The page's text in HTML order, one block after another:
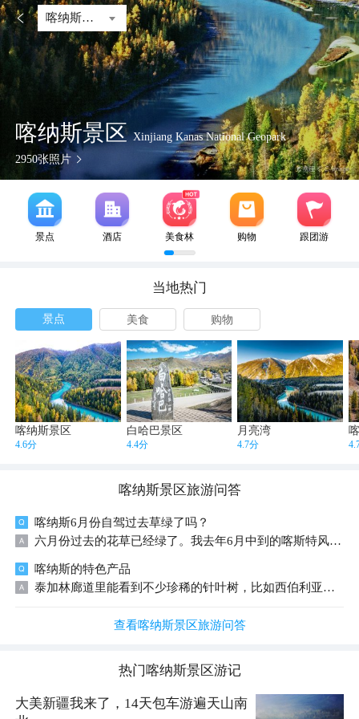
 喀纳斯景区
喀纳斯景区Xinjiang Kanas National Geopark
2950张照片
景点 酒店 美食林 购物 跟团游
当地热门
景点 美食 购物
喀纳斯景区
4.6分
白哈巴景区
4.4分
月亮湾
4.7分
喀纳斯景区旅游问答
喀纳斯6月份自驾过去草绿了吗？
六月份过去的花草已经绿了。我去年6月中到的喀斯特风景很美，但是要买景交车门票
喀纳斯的特色产品
泰加林廊道里能看到不少珍稀的针叶树，比如西伯利亚云杉、红松这些，在国内只有阿尔泰山这一带才有。走在里面挺安静的，像原始森林的感觉。
查看喀纳斯景区旅游问答
热门喀纳斯景区游记
大美新疆我来了，14天包车游遍天山南